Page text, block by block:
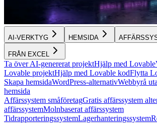
AI-VERKTYG HEMSIDA
FRÅN EXCEL
Ta över AI-genererat projektHjälp med Lovable
Lovable projektHjälp med Lovable kodFlytta
Skapa hemsidaWordPress-alternativWebbyrå
hemsida
Affärssystem småföretagGratis affärssystem
affärssystemMolnbaserat affärssystem
TidrapporteringssystemLagerhanteringssystem